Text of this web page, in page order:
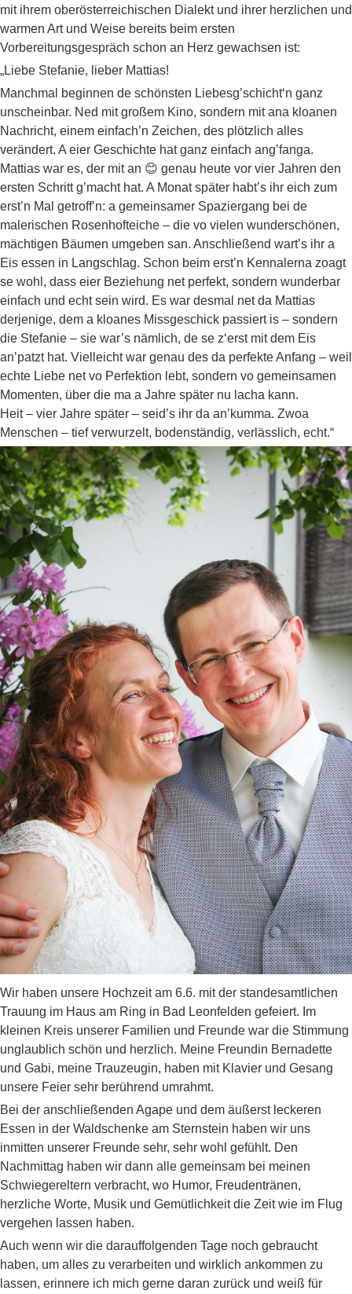
mit ihrem oberösterreichischen Dialekt und ihrer herzlichen und
warmen Art und Weise bereits beim ersten
Vorbereitungsgespräch schon an Herz gewachsen ist:
„Liebe Stefanie, lieber Mattias!
Manchmal beginnen de schönsten Liebesg’schicht‘n ganz
unscheinbar. Ned mit großem Kino, sondern mit ana kloanen
Nachricht, einem einfach’n Zeichen, des plötzlich alles
verändert. A eier Geschichte hat ganz einfach ang’fanga.
Mattias war es, der mit an 😊 genau heute vor vier Jahren den
ersten Schritt g’macht hat. A Monat später habt’s ihr eich zum
erst’n Mal getroff’n: a gemeinsamer Spaziergang bei de
malerischen Rosenhofteiche – die vo vielen wunderschönen,
mächtigen Bäumen umgeben san. Anschließend wart’s ihr a
Eis essen in Langschlag. Schon beim erst’n Kennalerna zoagt
se wohl, dass eier Beziehung net perfekt, sondern wunderbar
einfach und echt sein wird. Es war desmal net da Mattias
derjenige, dem a kloanes Missgeschick passiert is – sondern
die Stefanie – sie war’s nämlich, de se z‘erst mit dem Eis
an’patzt hat. Vielleicht war genau des da perfekte Anfang – weil
echte Liebe net vo Perfektion lebt, sondern vo gemeinsamen
Momenten, über die ma a Jahre später nu lacha kann.
Heit – vier Jahre später – seid’s ihr da an’kumma. Zwoa
Menschen – tief verwurzelt, bodenständig, verlässlich, echt.“
Wir haben unsere Hochzeit am 6.6. mit der standesamtlichen
Trauung im Haus am Ring in Bad Leonfelden gefeiert. Im
kleinen Kreis unserer Familien und Freunde war die Stimmung
unglaublich schön und herzlich. Meine Freundin Bernadette
und Gabi, meine Trauzeugin, haben mit Klavier und Gesang
unsere Feier sehr berührend umrahmt.
Bei der anschließenden Agape und dem äußerst leckeren
Essen in der Waldschenke am Sternstein haben wir uns
inmitten unserer Freunde sehr, sehr wohl gefühlt. Den
Nachmittag haben wir dann alle gemeinsam bei meinen
Schwiegereltern verbracht, wo Humor, Freudentränen,
herzliche Worte, Musik und Gemütlichkeit die Zeit wie im Flug
vergehen lassen haben.
Auch wenn wir die darauffolgenden Tage noch gebraucht
haben, um alles zu verarbeiten und wirklich ankommen zu
lassen, erinnere ich mich gerne daran zurück und weiß für